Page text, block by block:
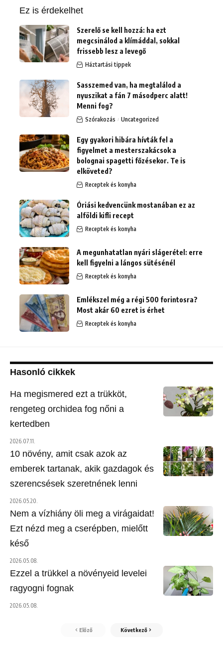
Ez is érdekelhet
Szerelő se kell hozzá: ha ezt
megcsinálod a klímáddal, sokkal
frissebb lesz a levegő
Háztartási tippek
Sasszemed van, ha megtalálod a
nyuszikat a fán 7 másodperc alatt!
Menni fog?
Szórakozás Uncategorized
Egy gyakori hibára hívták fel a
figyelmet a mesterszakácsok a
bolognai spagetti főzésekor. Te is
elköveted?
Receptek és konyha
Óriási kedvencünk mostanában ez az
alföldi kifli recept
Receptek és konyha
A megunhatatlan nyári slágerétel: erre
kell figyelni a lángos sütésénél
Receptek és konyha
Emlékszel még a régi 500 forintosra?
Most akár 60 ezret is érhet
Receptek és konyha
Hasonló cikkek
Ha megismered ezt a trükköt,
rengeteg orchidea fog nőni a
kertedben
2026.07.11.
10 növény, amit csak azok az
emberek tartanak, akik gazdagok és
szerencsések szeretnének lenni
2026.05.20.
Nem a vízhiány öli meg a virágaidat!
Ezt nézd meg a cserépben, mielőtt
késő
2026.05.08.
Ezzel a trükkel a növényeid levelei
ragyogni fognak
2026.05.08.
Előző Következő